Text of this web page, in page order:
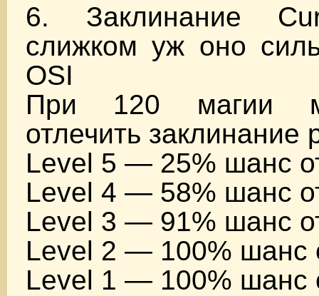
6. Заклинание
слижком уж оно
OSI
При 120 магии
отлечить заклинание
Level 5 — 25% шанс
Level 4 — 58% шанс
Level 3 — 91% шанс
Level 2 — 100% шанс
Level 1 — 100% шанс